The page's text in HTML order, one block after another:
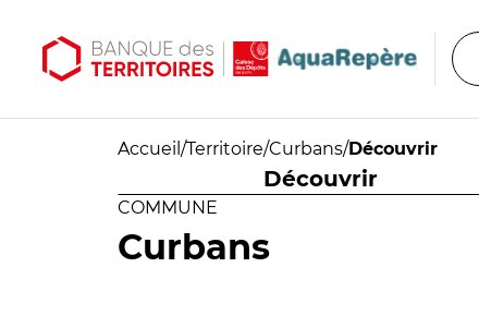
Accueil /Territoire/Curbans/Découvrir
Découvrir
COMMUNE
Curbans